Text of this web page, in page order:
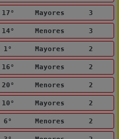
17° Mayores 3
14° Menores 3
1° Mayores 2
16° Mayores 2
20° Menores 2
10° Mayores 2
6° Menores 2